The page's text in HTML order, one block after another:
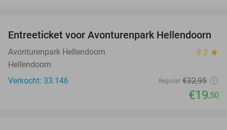
41%
Entreeticket voor Avonturenpark Hellendoorn
Avonturenpark Hellendoorn 9.2 star
Hellendoorn
Verkocht: 33.146
Regulier €32,95
€19,50